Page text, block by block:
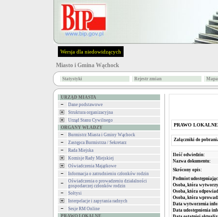
Wersja dla niedowidzących
Miasto i Gmina Wąchock
Statystyki Rejestr zmian
URZĄD MIASTA
Dane podstawowe
Struktura organizacyjna
Urząd Stanu Cywilnego
ORGANY WŁADZY
Burmistrz Miasta i Gminy Wąchock
Zastępca Burmistrza / Sekretarz
Rada Miejska
Komisje Rady Miejskiej
Oświadczenia Majątkowe
Informacja o zatrudnieniu członków rodzin
Oświadczenia o prowadzeniu działalności
gospodarczej członków rodzin
Sołtysi
Interpelacje i zapytania radnych
Sesje RM Online
PRAWO LOKALNE
PRAWO LOKALNE
Załączniki do
Ilość odwiedzin:
Nazwa dokumentu:
Skrócony opis:
Podmiot
Osoba, która
Osoba, która
Osoba, która
Data wytworzenia
Data udostępnienia